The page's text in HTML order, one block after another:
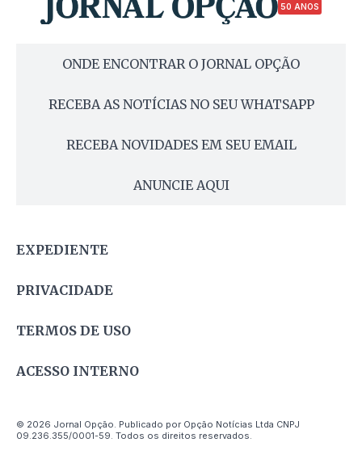
50 ANOS
ONDE ENCONTRAR O JORNAL OPÇÃO
RECEBA AS NOTÍCIAS NO SEU WHATSAPP
RECEBA NOVIDADES EM SEU EMAIL
ANUNCIE AQUI
EXPEDIENTE
PRIVACIDADE
TERMOS DE USO
ACESSO INTERNO
© 2026 Jornal Opção. Publicado por Opção Notícias Ltda CNPJ
09.236.355/0001-59. Todos os direitos reservados.